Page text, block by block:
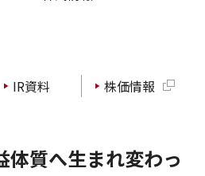
IR資料 株価情報
体質へ生まれ変わっ